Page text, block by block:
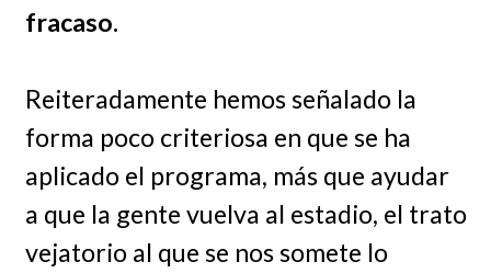
fracaso.
Reiteradamente hemos señalado la
forma poco criteriosa en que se ha
aplicado el programa, más que ayudar
a que la gente vuelva al estadio, el trato
vejatorio al que se nos somete lo